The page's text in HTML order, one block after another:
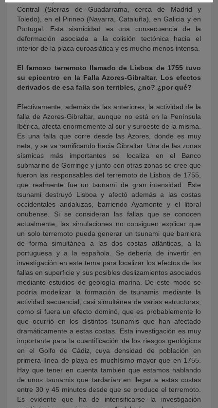
Central (Sierras de Guadarrama, cerca de Madrid y
Toledo), en el Pirineo (Navarra, Cataluña), en Galicia y en
Portugal. Esta sismicidad es una consecuencia de la
deformación asociada a la colisión tectónica hacia el
interior de la placa euroasiática y es mucho menos intensa.
El famoso terremoto llamado de Lisboa de 1755 tuvo
su epicentro en la Falla Azores-Gibraltar. Los efectos
derivados de esa falla son terribles, ¿no? ¿por qué?
Efectivamente, además de las anteriores, la actividad de la
falla de Azores-Gibraltar, aunque no está en la Península
Ibérica, afecta enormemente al sur y suroeste de la misma.
Es una falla que corre desde las Azores, donde es muy
neta, y se va ramificando hacia Gibraltar. Una de las zonas
sísmicas más importantes se localiza en el Banco
submarino de Gorringe y junto con otras zonas se cree que
fueron las responsables del terremoto de Lisboa de 1755,
que realmente fue un tsunami de gran intensidad. Este
tsunami destruyó Lisboa y afectó además a las costas
occidentales andaluzas, barriendo Ayamonte y el litoral
onubense. Si se consideran las fallas que se conocen
actualmente, las simulaciones no consiguen explicar que
un solo terremoto pueda generar un tsunami que barriera
de forma simultánea a las dos costas atlánticas, a la
portuguesa y a la española. Se debería de invertir en
investigación en este tema para localizar los efectos de las
fallas en superficie y sus posibles deslizamientos asociados
mediante estudios de geología marina. De este modo se
podría modelizar la formación de tsunamis mediante la
actividad secuencial, casi simultánea de varias estructuras,
como si fuera un efecto dominó, que es probablemente lo
que ocurrió en los distintos tsunamis que han afectado
dramáticamente a estas costas. Esta investigación es muy
importante para la cuantificación de los riesgos geológicos
en el Golfo de Cádiz, cuya densidad de población en
primera línea de playa es muchísimo mayor que en 1755.
Hay que tener en cuenta también que estamos hablando
de unos tsunamis que tardarían en llegar a estas costas
entre 30 y 45 minutos desde que se produce el terremoto.
Es evidente que ha de intensificarse la investigación